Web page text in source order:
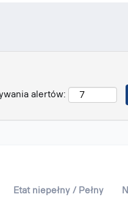
alertów:
Etat niepełny / Pełny